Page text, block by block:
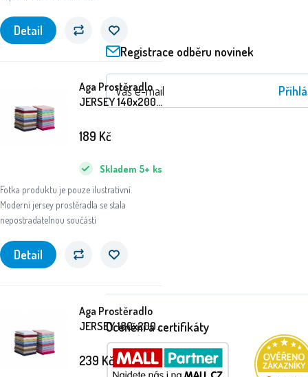
Detail
Aga Prostěradlo
JERSEY 140x200
Fotka produktu je pouze ilustrativní.
Moderní jersey prostěradla se stala
nepostradatelnou součástí
Skladem 5+ ks
189 Kč
Detail
Aga Prostěradlo
JERSEY 180x200
239 Kč
Registrace odběru novinek
Ocenění a certifikáty